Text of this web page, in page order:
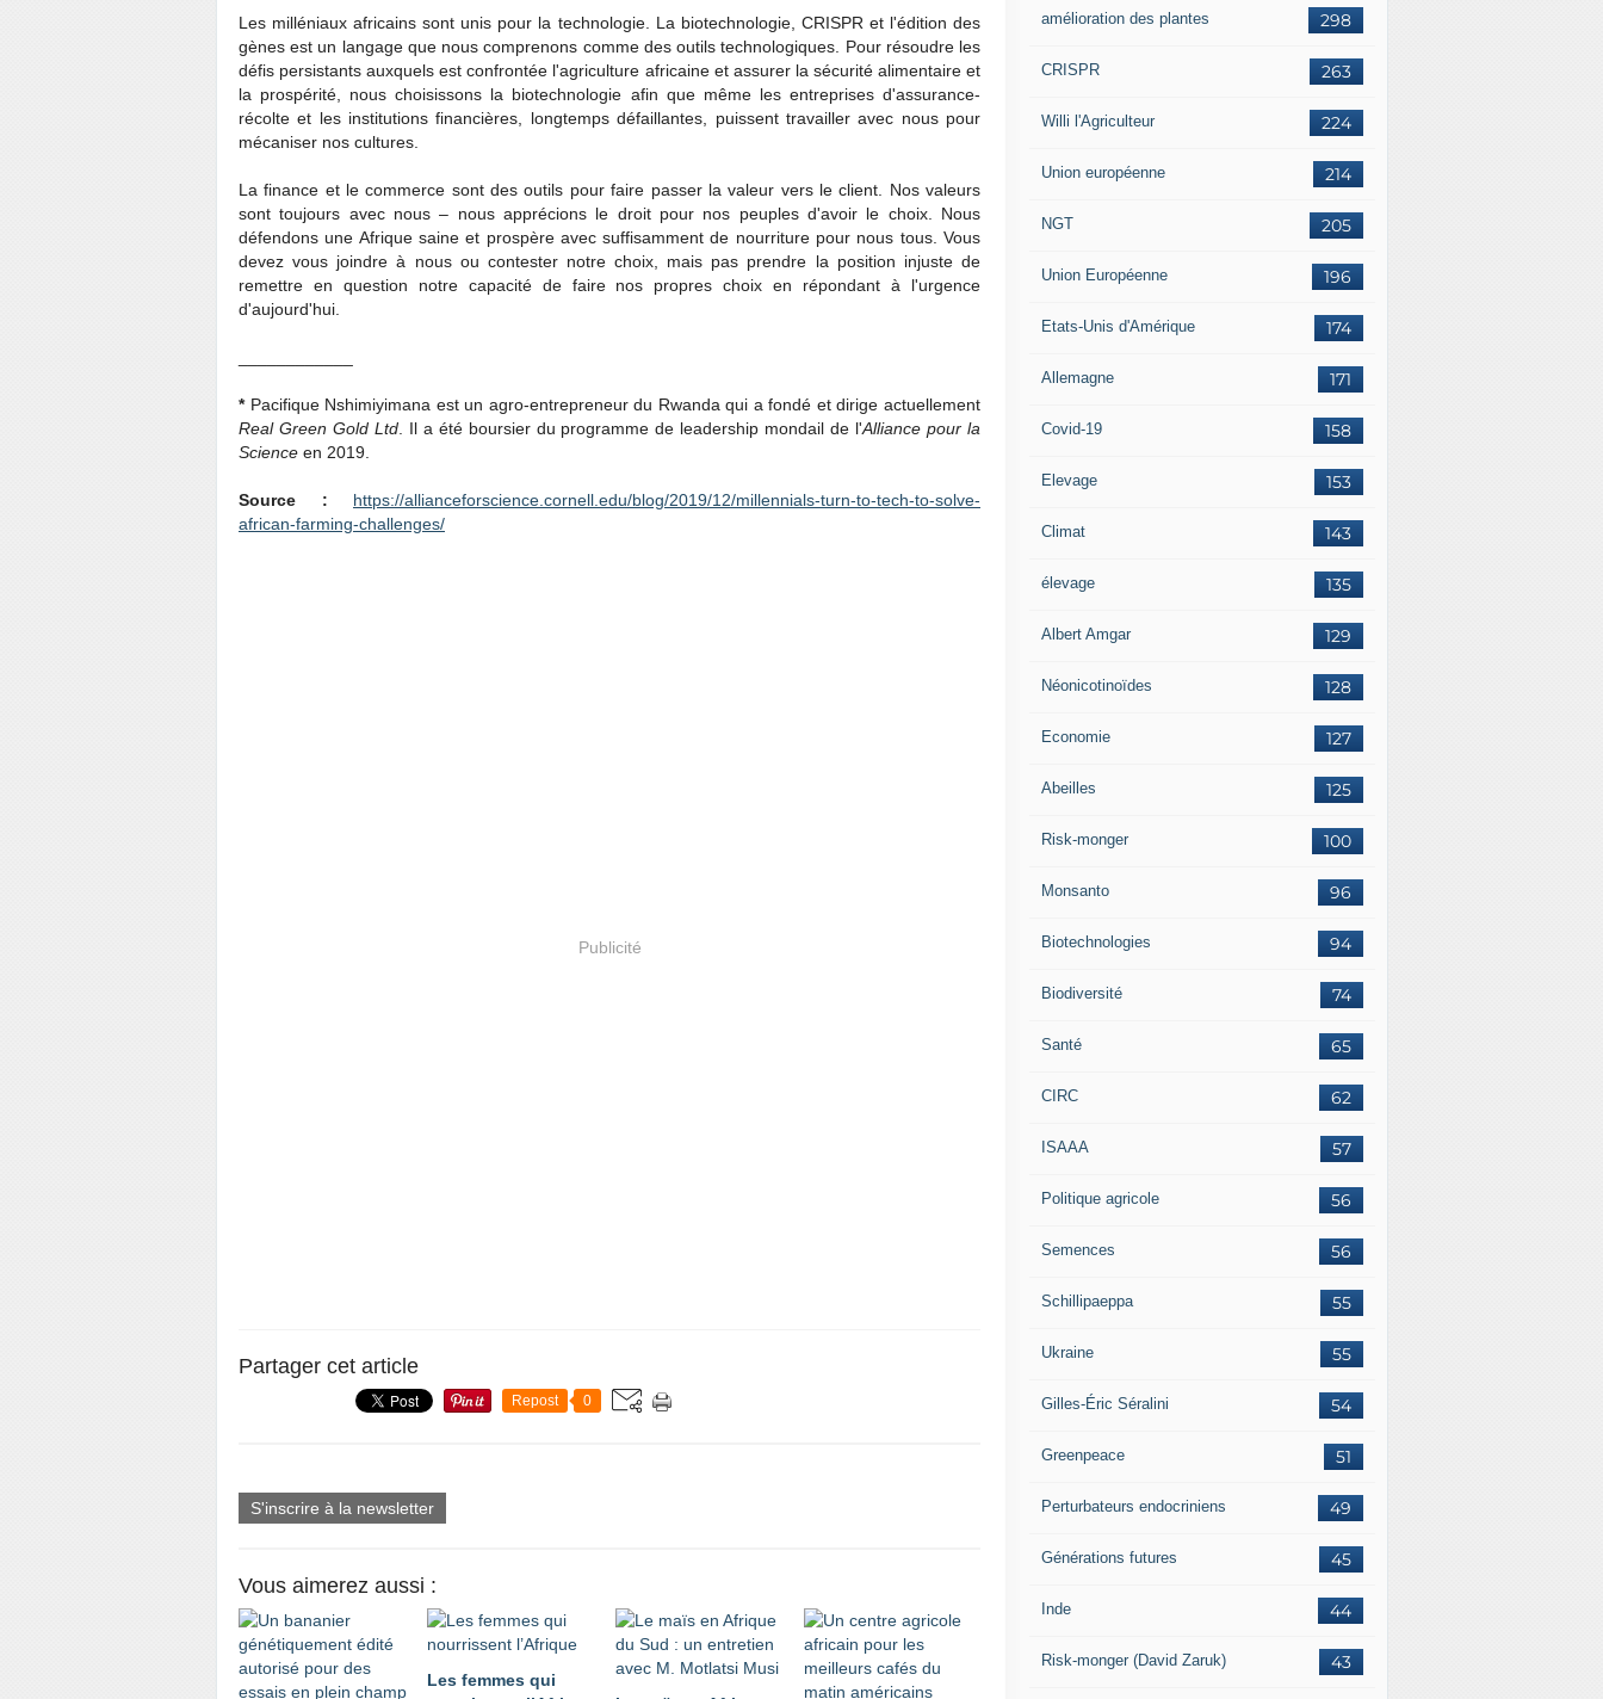
Les milléniaux africains sont unis pour la technologie. La biotechnologie, CRISPR et l'édition des
gènes est un langage que nous comprenons comme des outils technologiques. Pour résoudre les
défis persistants auxquels est confrontée l'agriculture africaine et assurer la sécurité alimentaire et
la prospérité, nous choisissons la biotechnologie afin que même les entreprises d'assurance-
récolte et les institutions financières, longtemps défaillantes, puissent travailler avec nous pour
mécaniser nos cultures.
La finance et le commerce sont des outils pour faire passer la valeur vers le client. Nos valeurs
sont toujours avec nous – nous apprécions le droit pour nos peuples d'avoir le choix. Nous
défendons une Afrique saine et prospère avec suffisamment de nourriture pour nous tous. Vous
devez vous joindre à nous ou contester notre choix, mais pas prendre la position injuste de
remettre en question notre capacité de faire nos propres choix en répondant à l'urgence
d'aujourd'hui.
* Pacifique Nshimiyimana est un agro-entrepreneur du Rwanda qui a fondé et dirige actuellement
Real Green Gold Ltd. Il a été boursier du programme de leadership mondail de l'Alliance pour la
Science en 2019.
Source :
https://allianceforscience.cornell.edu/blog/2019/12/millennials-turn-to-tech-to-solve-
african-farming-challenges/
Publicité
Partager cet article
Repost 0
S'inscrire à la newsletter
Vous aimerez aussi :
Les femmes qui
298
amélioration des plantes
263
CRISPR
224
Willi l'Agriculteur
214
Union européenne
205
NGT
196
Union Européenne
174
Etats-Unis d'Amérique
171
Allemagne
158
Covid-19
153
Elevage
143
Climat
135
élevage
129
Albert Amgar
128
Néonicotinoïdes
127
Economie
125
Abeilles
100
Risk-monger
96
Monsanto
94
Biotechnologies
74
Biodiversité
65
Santé
62
CIRC
57
ISAAA
56
Politique agricole
56
Semences
55
Schillipaeppa
55
Ukraine
54
Gilles-Éric Séralini
51
Greenpeace
49
Perturbateurs endocriniens
45
Générations futures
44
Inde
43
Risk-monger (David Zaruk)